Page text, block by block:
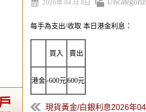
2026年 04 月 8日
每手為支出/收取 本日港金利息：
買入 賣出
港金-600元600元
現貨黃金/白銀利息2026年